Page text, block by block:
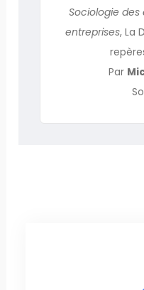
Sociologie
entreprises, La
Par